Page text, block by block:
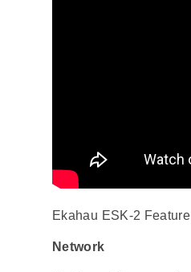
Ekahau ESK-2 Feature
Network